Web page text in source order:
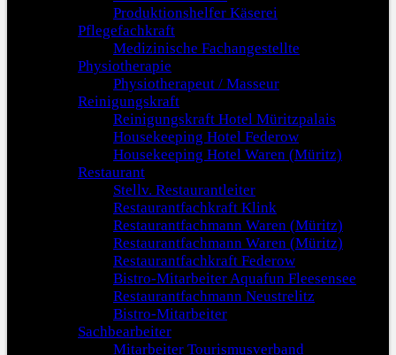
Produktionshelfer Käserei
Pflegefachkraft
Medizinische Fachangestellte
Physiotherapie
Physiotherapeut / Masseur
Reinigungskraft
Reinigungskraft Hotel Müritzpalais
Housekeeping Hotel Federow
Housekeeping Hotel Waren (Müritz)
Restaurant
Stellv. Restaurantleiter
Restaurantfachkraft Klink
Restaurantfachmann Waren (Müritz)
Restaurantfachmann Waren (Müritz)
Restaurantfachkraft Federow
Bistro-Mitarbeiter Aquafun Fleesensee
Restaurantfachmann Neustrelitz
Bistro-Mitarbeiter
Sachbearbeiter
Mitarbeiter Tourismusverband